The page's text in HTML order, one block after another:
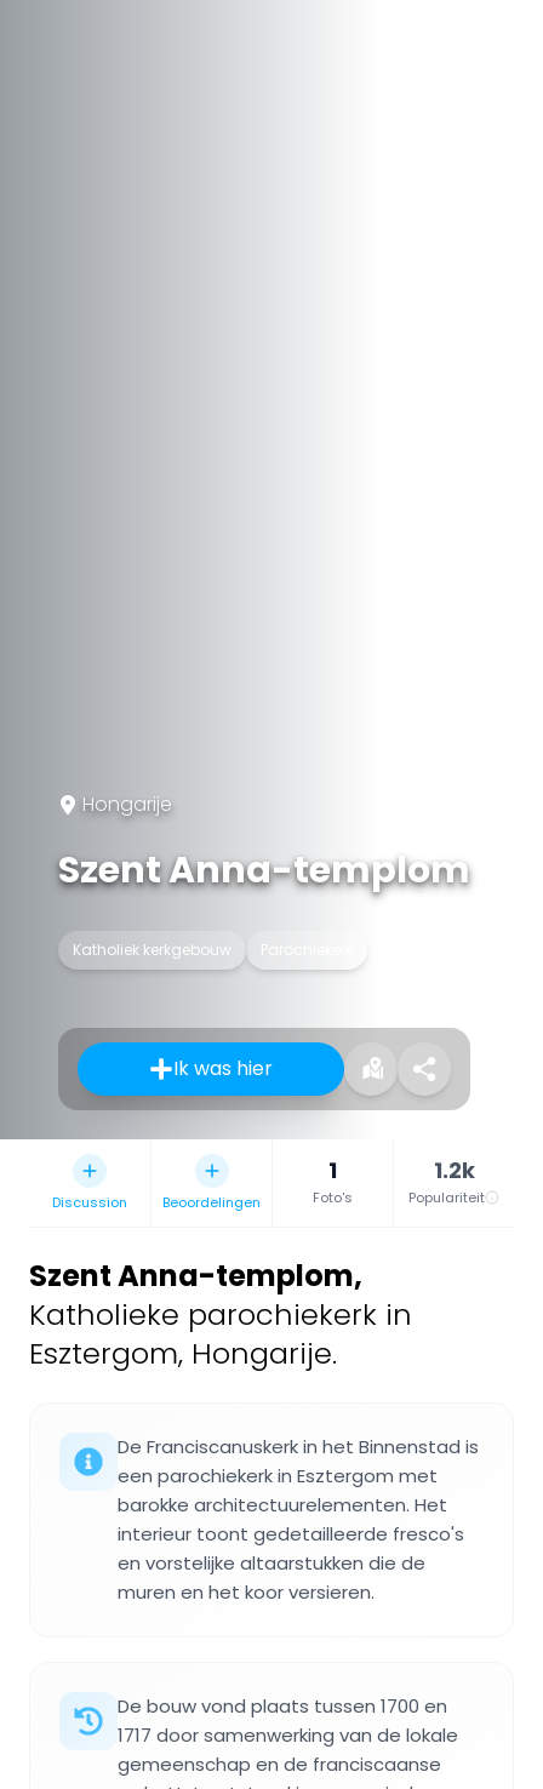
Hongarije
Szent Anna-templom
Katholiek kerkgebouw Parochiekerk
Ik was hier
Discussion Beoordelingen
1
Foto's
1.2k
Populariteit
Szent Anna-templom,
Katholieke parochiekerk in
Esztergom, Hongarije.
De Franciscanuskerk in het Binnenstad is
een parochiekerk in Esztergom met
barokke architectuurelementen. Het
interieur toont gedetailleerde fresco's
en vorstelijke altaarstukken die de
muren en het koor versieren.
De bouw vond plaats tussen 1700 en
1717 door samenwerking van de lokale
gemeenschap en de franciscaanse